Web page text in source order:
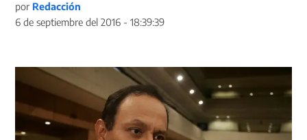
por Redacción
6 de septiembre del 2016 - 18:39:39